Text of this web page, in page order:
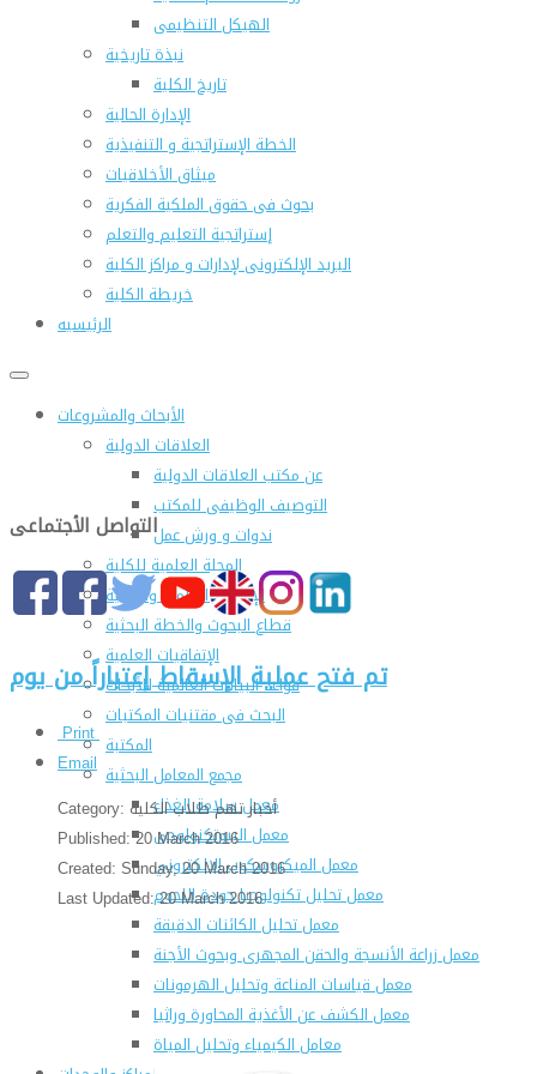
الهيكل التنظيمى
نبذة تاريخية
تاريخ الكلية
الإدارة الحالية
الخطة الإستراتجية و التنفيذية
ميثاق الأخلاقيات
بحوث فى حقوق الملكية الفكرية
إستراتجية التعليم والتعلم
البريد الإلكترونى لإدارات و مراكز الكلية
خريطة الكلية
الرئيسيه
الأبحاث والمشروعات
العلاقات الدولية
عن مكتب العلاقات الدولية
التوصيف الوظيفى للمكتب
ندوات و ورش عمل
المجلة العلمية للكلية
الإنجازات العلمية والبحثية
قطاع البحوث والخطة البحثية
الإتفاقيات العلمية
قواعد البيانات العالمية للأبحاث
البحث فى مقتنيات المكتبات
المكتبة
مجمع المعامل البحثية
معمل سلامة الغذاء
معمل البيوتكنولوجى
معمل الميكروسكوب الالكتروني
معمل تحليل تكنولوجيا جودة اللحوم
معمل تحليل الكائنات الدقيقة
معمل زراعة الأنسجة والحقن المجهرى وبحوث الأجنة
معمل قياسات المناعة وتحليل الهرمونات
معمل الكشف عن الأغذية المحاورة وراثيا
معامل الكيمياء وتحليل المياة
التواصل الأجتماعى
تم فتح عملية الإسقاط إعتباراً من يوم
Print
Email
Category: أخبار تهم طلاب الكلية
Published: 20 March 2016
Created: Sunday, 20 March 2016
Last Updated: 20 March 2016